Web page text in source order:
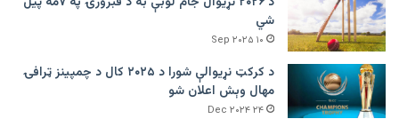
شي
۱۰ Sep ۲۰۲۵
د کرکټ نړیوالې شورا د ۲۰۲۵ کال د چمپینز ټرافۍ
مهال وېش اعلان شو
۲۴ Dec ۲۰۲۴